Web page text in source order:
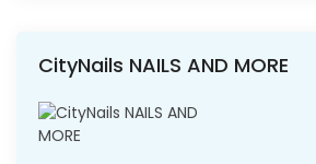
CityNails NAILS AND MORE